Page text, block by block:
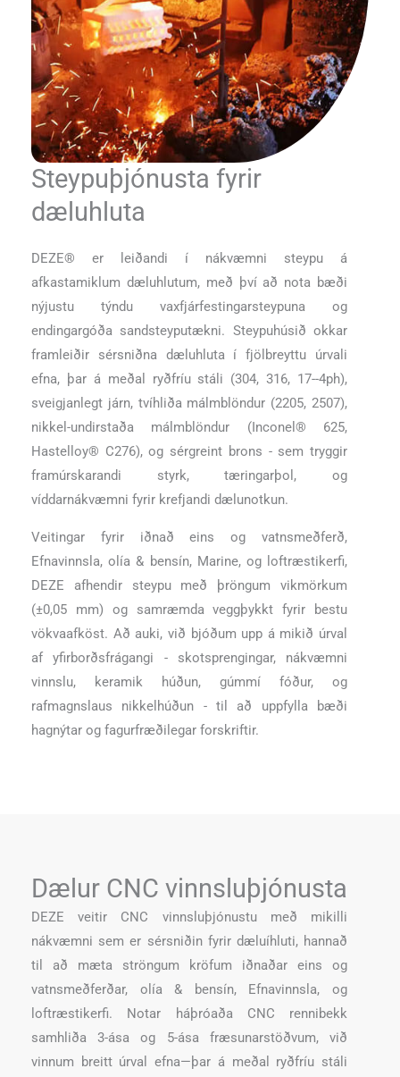
Steypuþjónusta fyrir
dæluhluta
DEZE® er leiðandi í nákvæmni steypu á
afkastamiklum dæluhlutum, með því að nota bæði
nýjustu týndu vaxfjárfestingarsteypuna og
endingargóða sandsteyputækni. Steypuhúsið okkar
framleiðir sérsniðna dæluhluta í fjölbreyttu úrvali
efna, þar á meðal ryðfríu stáli (304, 316, 17--4ph),
sveigjanlegt járn, tvíhliða málmblöndur (2205, 2507),
nikkel-undirstaða málmblöndur (Inconel® 625,
Hastelloy® C276), og sérgreint brons - sem tryggir
framúrskarandi styrk, tæringarþol, og
víddarnákvæmni fyrir krefjandi dælunotkun.
Veitingar fyrir iðnað eins og vatnsmeðferð,
Efnavinnsla, olía & bensín, Marine, og loftræstikerfi,
DEZE afhendir steypu með þröngum vikmörkum
(±0,05 mm) og samræmda veggþykkt fyrir bestu
vökvaafköst. Að auki, við bjóðum upp á mikið úrval
af yfirborðsfrágangi - skotsprengingar, nákvæmni
vinnslu, keramik húðun, gúmmí fóður, og
rafmagnslaus nikkelhúðun - til að uppfylla bæði
hagnýtar og fagurfræðilegar forskriftir.
Dælur CNC vinnsluþjónusta
DEZE veitir CNC vinnsluþjónustu með mikilli
nákvæmni sem er sérsniðin fyrir dæluíhluti, hannað
til að mæta ströngum kröfum iðnaðar eins og
vatnsmeðferðar, olía & bensín, Efnavinnsla, og
loftræstikerfi. Notar háþróaða CNC rennibekk
samhliða 3-ása og 5-ása fræsunarstöðvum, við
vinnum breitt úrval efna—þar á meðal ryðfríu stáli